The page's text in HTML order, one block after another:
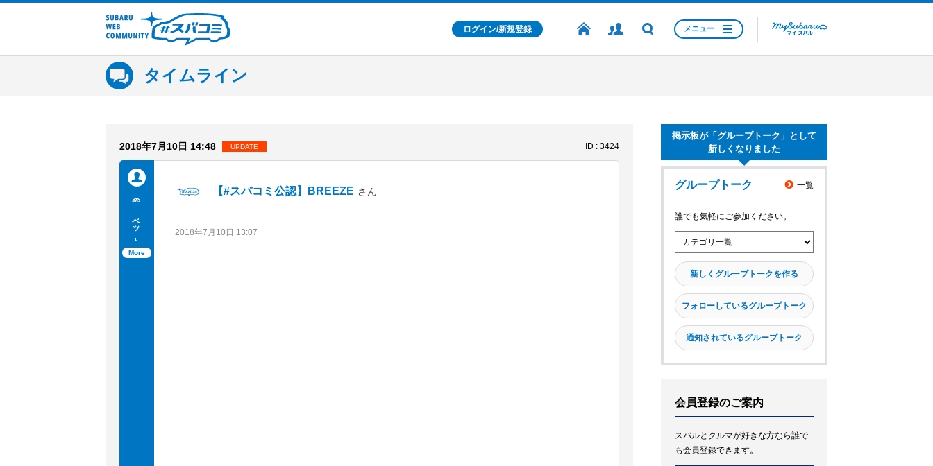
バコミ
ログイン/新規登録 メニュー
タイムライン
2018年7月10日 14:48 UPDATE ID : 3424
【#スバコミ公認】BREEZE さん
2018年7月10日 13:07
他の人
ペット・動物
More
掲示板が「グループトーク」として
新しくなりました
グループトーク 一覧
誰でも気軽にご参加ください。
新しくグループトークを作る
フォローしているグループトーク
通知されているグループトーク
会員登録のご案内
スバルとクルマが好きな方なら誰で
も会員登録できます。